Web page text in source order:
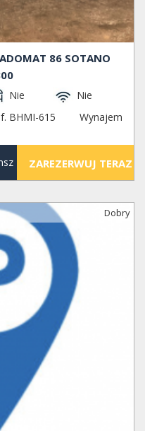
86 SOTANO
Nie
Nie
BHMI-615
Wynajem
ZAREZERWUJ TERAZ
Dobry